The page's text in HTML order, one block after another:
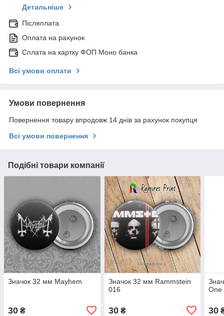
Детальніше
Післяплата
Оплата на рахунок
Сплата на картку ФОП Моно банка
Всі умови оплати
Умови повернення
Повернення товару впродовж 14 днів за рахунок покупця
Всі умови повернення
Подібні товари компанії
Значок 32 мм Mayhem
30 ₴
Значок 32 мм Rammstein
016
30₴
One
30